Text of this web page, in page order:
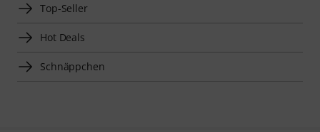
Top-Seller
Hot Deals
Schnäppchen